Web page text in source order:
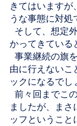
きてはいます
うな事態に対
そして、想定
かってきている
事業継続の旗
由に行えないこ
ックになるでし
前々回までこ
ましたが、ま
ッフということ